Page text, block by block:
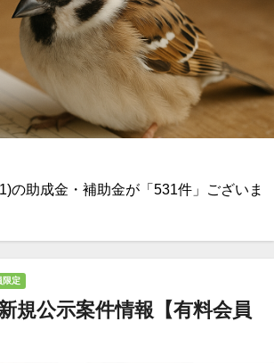
の助成金・補助金が「531件」ございま
限定
規公示案件情報【有料会員